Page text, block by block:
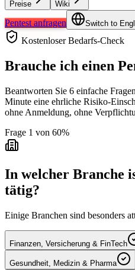
Preise Wiki
Pentest anfragen Switch to
Kostenloser Bedarfs-Check
Brauche ich einen
Beantworten Sie 6 einfache
Minute eine ehrliche Risiko-
ohne Anmeldung, ohne
Frage 1 von 60%
In welcher Branche
tätig?
Einige Branchen sind besonders
Finanzen, Versicherung & FinTech
Gesundheit, Medizin & Pharma